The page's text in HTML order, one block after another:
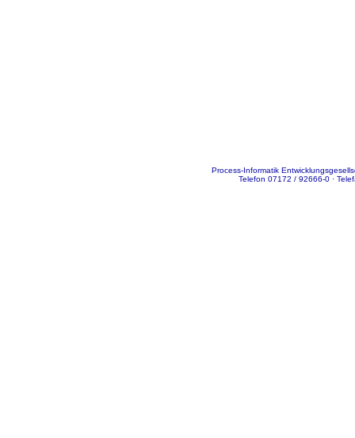
Process-Informatik
Telefon 07172 / 92666-0 ·